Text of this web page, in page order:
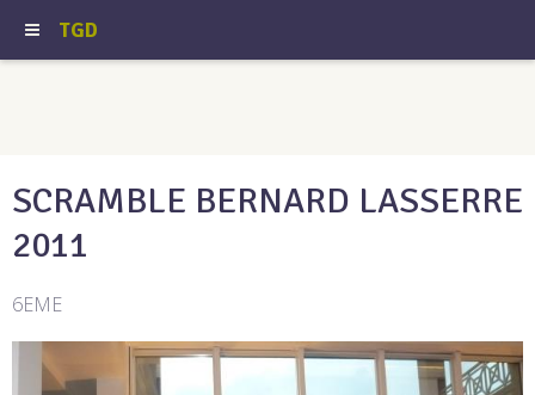
TGD
SCRAMBLE BERNARD LASSERRE
2011
6EME